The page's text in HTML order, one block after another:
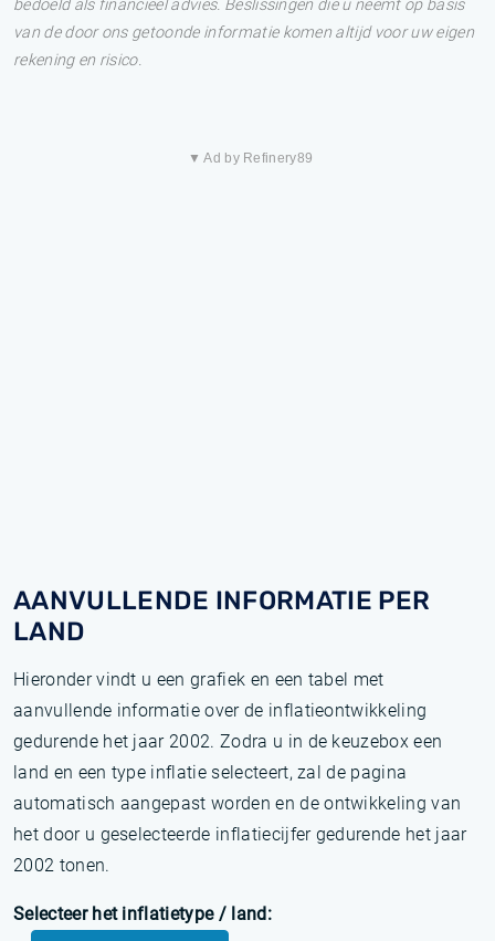
bedoeld als financieel advies. Beslissingen die u neemt op basis
van de door ons getoonde informatie komen altijd voor uw eigen
rekening en risico.
▼ Ad by Refinery89
AANVULLENDE INFORMATIE PER
LAND
Hieronder vindt u een grafiek en een tabel met
aanvullende informatie over de inflatieontwikkeling
gedurende het jaar 2002. Zodra u in de keuzebox een
land en een type inflatie selecteert, zal de pagina
automatisch aangepast worden en de ontwikkeling van
het door u geselecteerde inflatiecijfer gedurende het jaar
2002 tonen.
Selecteer het inflatietype / land: